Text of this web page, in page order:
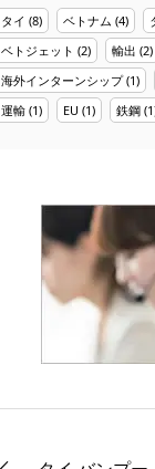
タイ (8) ベトナム (4)
ベトジェット (2) 輸出 (2)
海外インターンシップ(1)
運輸 (1) EU (1) 鉄鋼